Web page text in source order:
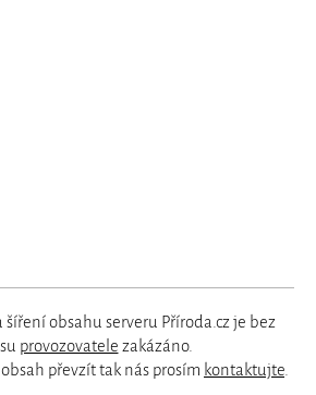
obsahu serveru Příroda.cz je bez
provozovatele zakázáno.
převzít tak nás prosím kontaktujte.